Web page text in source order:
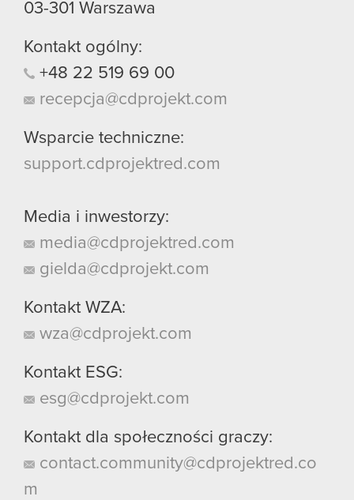
03-301 Warszawa
Kontakt ogólny:
+48 22 519 69 00
recepcja@cdprojekt.com
Wsparcie techniczne:
support.cdprojektred.com
Media i inwestorzy:
media@cdprojektred.com
gielda@cdprojekt.com
Kontakt WZA:
wza@cdprojekt.com
Kontakt ESG:
esg@cdprojekt.com
Kontakt dla społeczności graczy:
contact.community@cdprojektred.co
m